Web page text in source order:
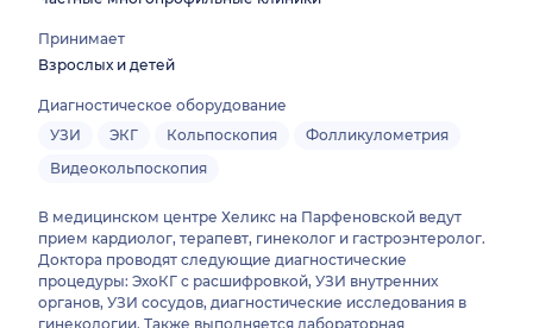
Принимает
Взрослых и детей
Диагностическое оборудование
УЗИ
ЭКГ Кольпоскопия
Фолликулометрия
Видеокольпоскопия
В медицинском центре Хеликс на Парфеновской ведут
прием кардиолог, терапевт, гинеколог и гастроэнтеролог.
Доктора проводят следующие диагностические
процедуры: ЭхоКГ с расшифровкой, УЗИ внутренних
органов, УЗИ сосудов, диагностические исследования в
гинекологии. Также выполняется лабораторная